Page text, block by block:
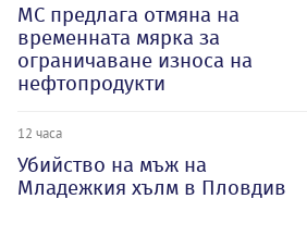
МС предлага отмяна на
временната мярка за
ограничаване износа на
нефтопродукти
12 часа
Убийство на мъж на
Младежкия хълм в Пловдив